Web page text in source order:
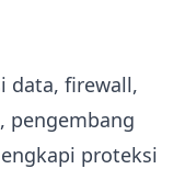
data, firewall,
pengembang
proteksi